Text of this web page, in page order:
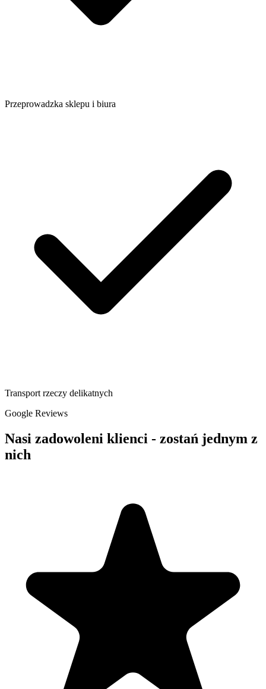
Przeprowadzka sklepu i biura
Transport rzeczy delikatnych
Google Reviews
Nasi zadowoleni klienci - zostań jednym z
nich